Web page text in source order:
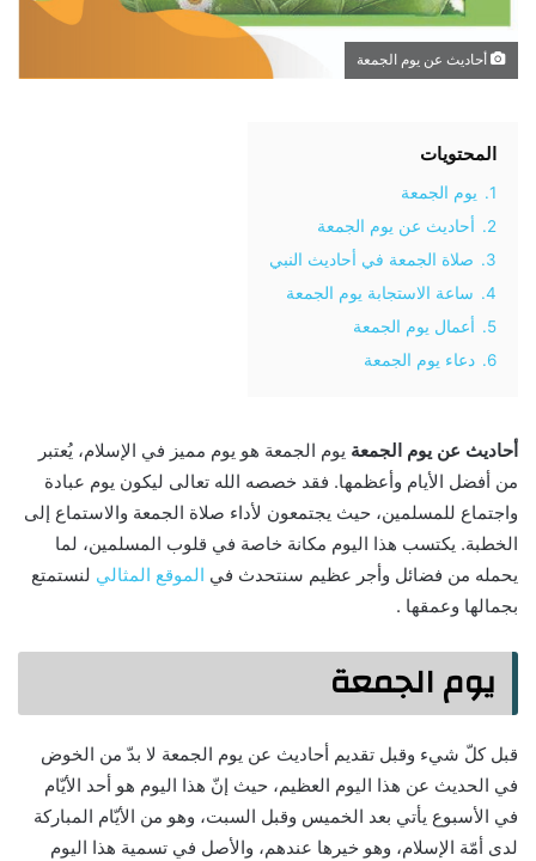
أحاديث عن يوم الجمعة
المحتويات
1.
يوم الجمعة
2.
أحاديث عن يوم الجمعة
3.
صلاة الجمعة في أحاديث النبي
4.
ساعة الاستجابة يوم الجمعة
5.
أعمال يوم الجمعة
6.
دعاء يوم الجمعة
أحاديث عن يوم الجمعة يوم الجمعة هو يوم مميز في الإسلام، يُعتبر
من أفضل الأيام وأعظمها. فقد خصصه الله تعالى ليكون يوم عبادة
واجتماع للمسلمين، حيث يجتمعون لأداء صلاة الجمعة والاستماع إلى
الخطبة. يكتسب هذا اليوم مكانة خاصة في قلوب المسلمين، لما
يحمله من فضائل وأجر عظيم سنتحدث في الموقع المثالي لنستمتع
بجمالها وعمقها .
يوم الجمعة
قبل كلّ شيء وقبل تقديم أحاديث عن يوم الجمعة لا بدّ من الخوض
في الحديث عن هذا اليوم العظيم، حيث إنّ هذا اليوم هو أحد الأيّام
في الأسبوع يأتي بعد الخميس وقبل السبت، وهو من الأيّام المباركة
لدى أمّة الإسلام، وهو خيرها عندهم، والأصل في تسمية هذا اليوم